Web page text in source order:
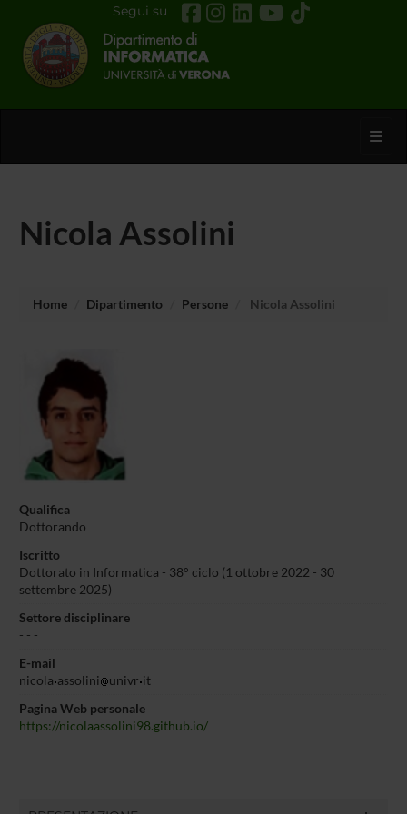
Segui su
Nicola Assolini
Home Dipartimento Persone Nicola Assolini
Qualifica
Dottorando
Iscritto
Dottorato in Informatica - 38° ciclo (1 ottobre 2022 - 30
settembre 2025)
Settore disciplinare
- - -
E-mail
nicola assolini univr it
Pagina Web personale
https://nicolaassolini98.github.io/